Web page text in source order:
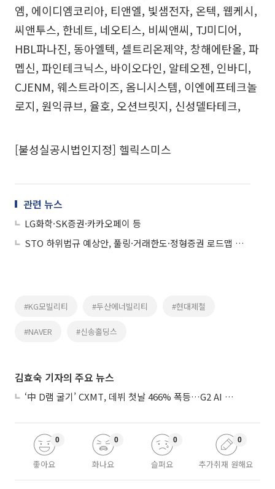
엠, 에이디엠코리아, 티앤엘, 빛샘전자, 온텍, 웹케시,
씨앤투스, 한네트, 네오티스, 비씨앤씨, TJ미디어,
HBL파나진, 동아엘텍, 셀트리온제약, 창해에탄올, 파
멥신, 파인테크닉스, 바이오다인, 알테오젠, 인바디,
CJENM, 웨스트라이즈, 옴니시스템, 이엔에프테크놀
로지, 원익큐브, 율호, 오션브릿지, 신성델타테크,
[불성실공시법인지정] 헬릭스미스
관련 뉴스
LG화학·SK증권·카카오페이 등
STO 하위법규 예상안, 풀링·거래한도·정형증권 로드맵 제시
#KG모빌리티 #두산에너빌리티 #현대제철
#NAVER #신송홀딩스
김효숙 기자의 주요 뉴스
‘中 D램 굴기’ CXMT, 데뷔 첫날 466% 폭등…G2 AI 패권 ‘쩐의 전쟁’
좋아요
0
화나요
0
슬퍼요
0
추가취재 원해요
0